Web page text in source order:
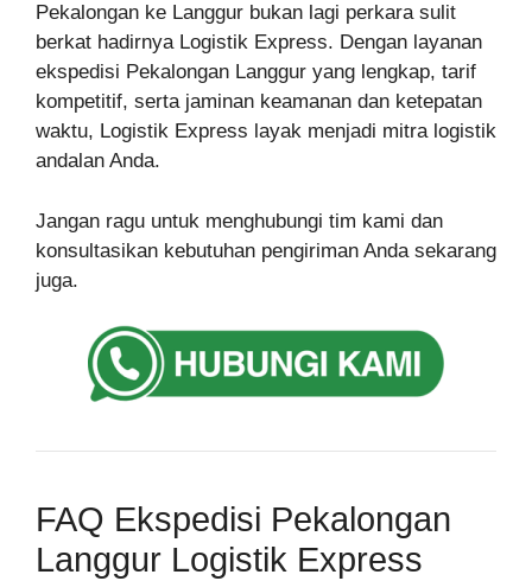
Pekalongan ke Langgur bukan lagi perkara sulit
berkat hadirnya Logistik Express. Dengan layanan
ekspedisi Pekalongan Langgur yang lengkap, tarif
kompetitif, serta jaminan keamanan dan ketepatan
waktu, Logistik Express layak menjadi mitra logistik
andalan Anda.
Jangan ragu untuk menghubungi tim kami dan
konsultasikan kebutuhan pengiriman Anda sekarang
juga.
FAQ Ekspedisi Pekalongan
Langgur Logistik Express